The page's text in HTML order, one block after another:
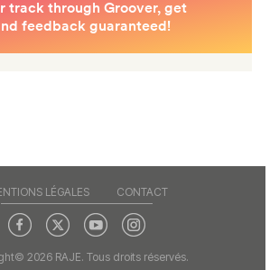
LÉGALES CONTACT
2026 RAJE. Tous droits réservés.